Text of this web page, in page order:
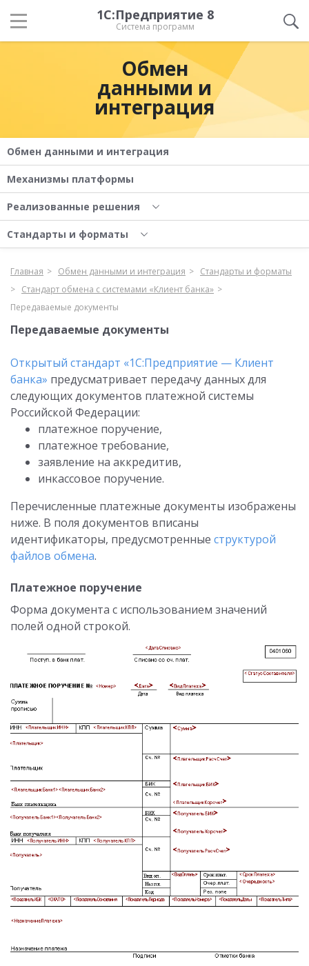
1С:Предприятие 8
Система программ
Обмен
данными и
интеграция
Обмен данными и интеграция
Механизмы платформы
Реализованные решения
Стандарты и форматы
Главная Обмен данными и интеграция
Стандарты и форматы
Стандарт обмена с системами «Клиент банка»
Передаваемые документы
Передаваемые документы
Открытый стандарт «1С:Предприятие — Клиент
банка» предусматривает передачу данных для
следующих документов платежной системы
Российской Федерации:
платежное поручение,
платежное требование,
заявление на аккредитив,
инкассовое поручение.
Перечисленные платежные документы изображены
ниже. В поля документов вписаны
идентификаторы, предусмотренные структурой
файлов обмена.
Платежное поручение
Форма документа с использованием значений
полей одной строкой.